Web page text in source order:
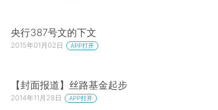
央行387号文的下文
2015年01月02日 APP打开
【封面报道】丝路基金起步
2014年11月28日 APP打开